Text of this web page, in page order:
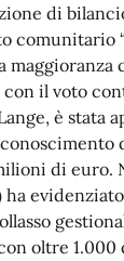
di
comunitario
maggioranza
con il voto
è stata
di euro.
ha
oltre